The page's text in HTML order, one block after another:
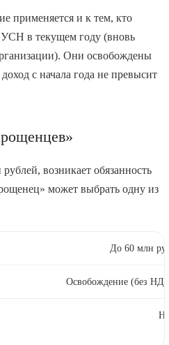
применяется и к тем, кто
УСН в текущем году (вновь
Они освобождены
с начала года не превысит
возникает обязанность
может выбрать одну из
До 60 млн
Освобождение (без